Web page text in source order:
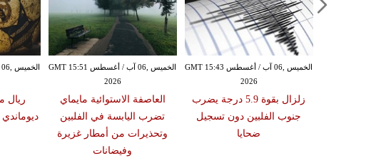
ريال
الخميس ,06 آب / أغسطس GMT 15:51
2026
العاصفة الاستوائية مايماي
تضرب اليابسة في الفلبين
وتحذيرات من أمطار غزيرة
وفيضانات
الخميس ,06 آب / أغسطس GMT 15:43
2026
زلزال بقوة 5.9 درجة يضرب
جنوب الفلبين دون تسجيل
ضحايا